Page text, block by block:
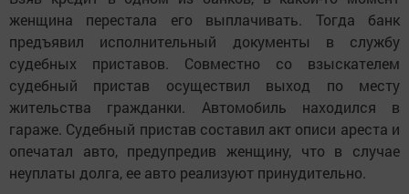
женщина перестала его выплачивать. Тогда банк
предъявил исполнительный документы в службу
судебных приставов. Совместно со взыскателем
судебный пристав осуществил выход по месту
жительства гражданки. Автомобиль находился в
гараже. Судебный пристав составил акт описи ареста и
опечатал авто, предупредив женщину, что в случае
неуплаты долга, ее авто реализуют принудительно.